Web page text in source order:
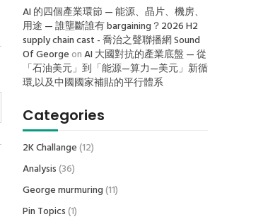
AI 的四個產業環節 — 能源、晶片、機房、
用途 — 誰壟斷誰有 bargaining？2026 H2
supply chain cast - 喬治之聲聯播網 Sound
Of GeorgeonAI 大國對抗的產業底盤 — 從
「石油美元」到「能源—算力—美元」新循
環,以及中國國家補貼的平行體系
Categories
2K Challange(12)
Analysis(36)
George murmuring(11)
Pin Topics(1)